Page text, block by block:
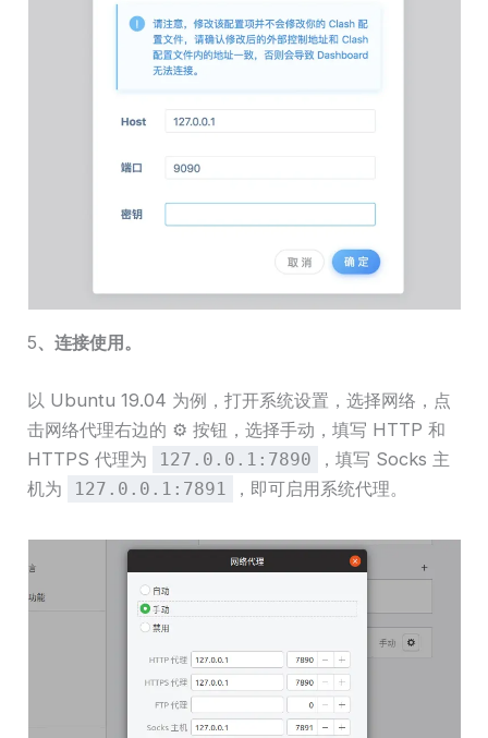
5、连接使用。
以 Ubuntu 19.04 为例，打开系统设置，选择网络，点
击网络代理右边的 ⚙ 按钮，选择手动，填写 HTTP 和
HTTPS 代理为
127.0.0.1:7890
，填写 Socks 主
机为
127.0.0.1:7891 ，即可启用系统代理。